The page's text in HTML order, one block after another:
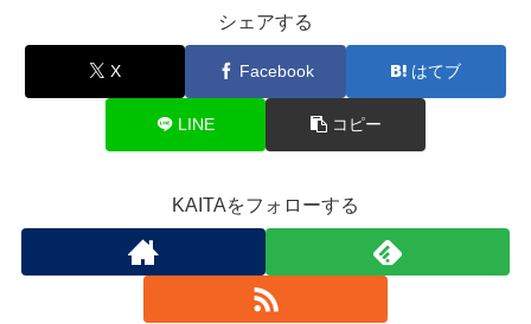
シェアする
X Facebook はてブ
LINE コピー
KAITAをフォローする